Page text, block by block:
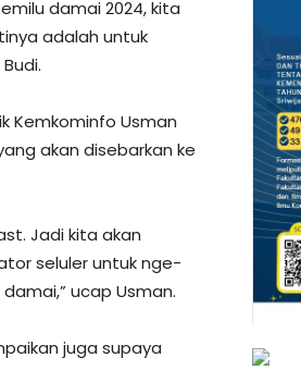
damai 2024, kita
adalah untuk
Kemkominfo Usman
akan disebarkan ke
Jadi kita akan
seluler untuk nge-
ucap Usman.
juga supaya